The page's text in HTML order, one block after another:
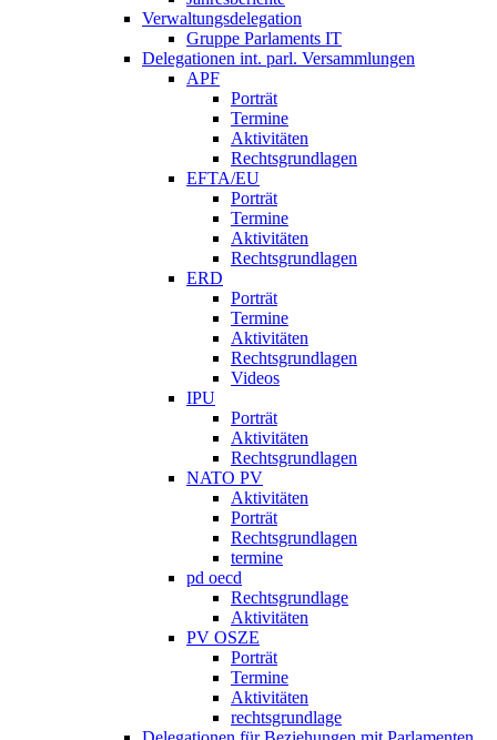
Verwaltungsdelegation
Gruppe Parlaments IT
Delegationen int. parl. Versammlungen
APF
Porträt
Termine
Aktivitäten
Rechtsgrundlagen
EFTA/EU
Porträt
Termine
Aktivitäten
Rechtsgrundlagen
ERD
Porträt
Termine
Aktivitäten
Rechtsgrundlagen
Videos
IPU
Porträt
Aktivitäten
Rechtsgrundlagen
NATO PV
Aktivitäten
Porträt
Rechtsgrundlagen
termine
pd oecd
Rechtsgrundlage
Aktivitäten
PV OSZE
Porträt
Termine
Aktivitäten
rechtsgrundlage